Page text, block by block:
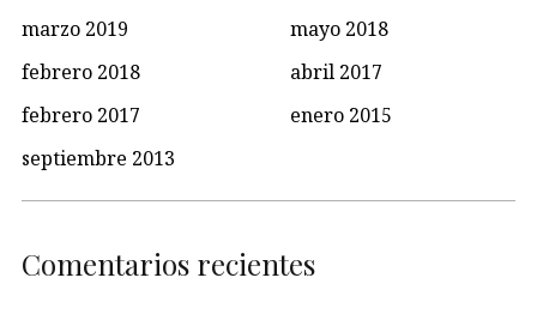
marzo 2019
mayo 2018
febrero 2018
abril 2017
febrero 2017
enero 2015
septiembre 2013
Comentarios recientes